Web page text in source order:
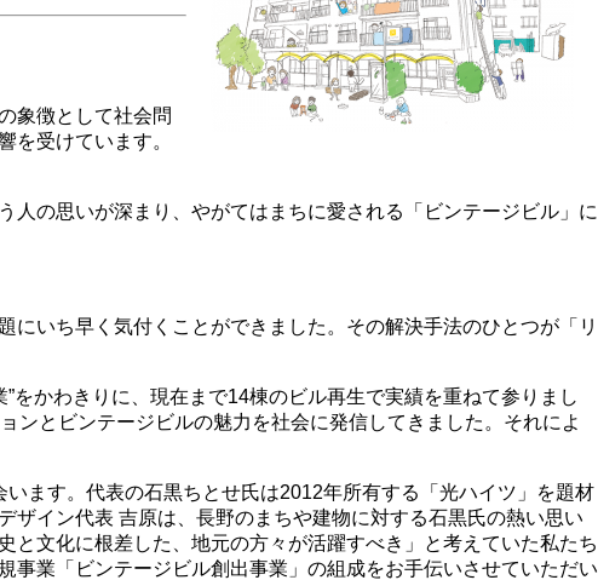
象徴として社会問
を受けています。
の思いが深まり、やがてはまちに愛される「ビンテージビル」に
いち早く気付くことができました。その解決手法のひとつが「リ
かわきりに、現在まで14棟のビル再生で実績を重ねて参りまし
ンとビンテージビルの魅力を社会に発信してきました。それによ
ます。代表の石黒ちとせ氏は2012年所有する「光ハイツ」を題材
イン代表 吉原は、長野のまちや建物に対する石黒氏の熱い思い
文化に根差した、地元の方々が活躍すべき」と考えていた私たち
業「ビンテージビル創出事業」の組成をお手伝いさせていただい